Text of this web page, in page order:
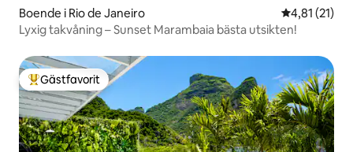
Boende i Rio de Janeiro 4,81 av 5 i
4,81 (21)
Lyxig takvåning – Sunset Marambaia bästa utsikten!
Populär gästfavorit
Gästfavorit